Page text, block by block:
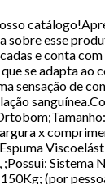
sobre esse
e conta
se adapta ao
sensação de
x
;Possui: Sistema
(por